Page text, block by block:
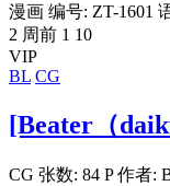
漫画 编号: ZT-1601
2 周前 1 10
VIP
BL CG
[Beater（
CG 张数: 84 P 作者: